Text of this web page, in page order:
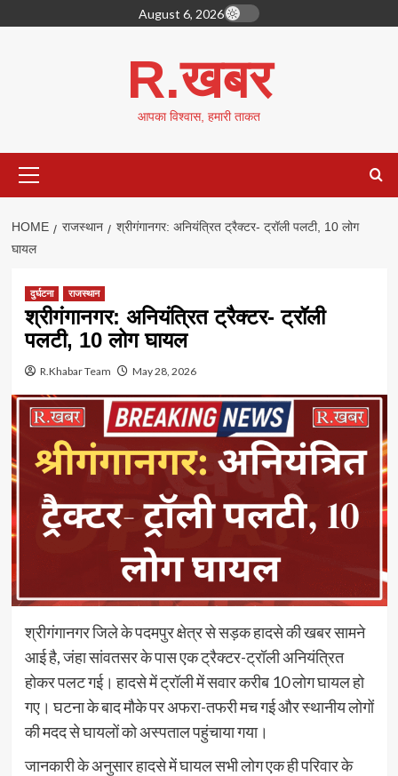
to
August 6, 2026
R.खबर
आपका विश्वास, हमारी ताकत
Menu
HOME राजस्थान
श्रीगंगानगर: अनियंत्रित ट्रैक्टर- ट्रॉली पलटी, 10 लोग
घायल
दुर्घटना राजस्थान
श्रीगंगानगर: अनियंत्रित ट्रैक्टर- ट्रॉली
पलटी, 10 लोग घायल
R.Khabar Team May 28, 2026
श्रीगंगानगर जिले के पदमपुर क्षेत्र से सड़क हादसे की खबर सामने
आई है, जंहा सांवतसर के पास एक ट्रैक्टर-ट्रॉली अनियंत्रित
होकर पलट गई। हादसे में ट्रॉली में सवार करीब 10 लोग घायल हो
गए। घटना के बाद मौके पर अफरा-तफरी मच गई और स्थानीय लोगों
की मदद से घायलों को अस्पताल पहुंचाया गया।
जानकारी के अनुसार हादसे में घायल सभी लोग एक ही परिवार के